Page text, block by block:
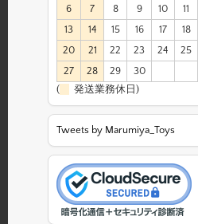
6
7 8 9 10 11
13
14 15 16 17 18
20
21 22 23 24 25
27
28 29
30
(
発送業務休日)
Tweets by Marumiya_Toys